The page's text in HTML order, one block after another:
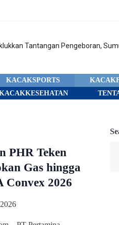
Tantangan Pengeboran,
KACAKSPORTS
PHR Teken
Gas hingga
Convex 2026